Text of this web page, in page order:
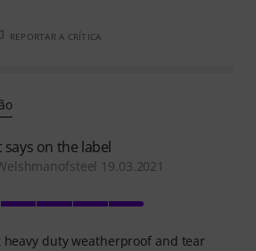
REPORTAR A CRÍTICA
on the label
19.03.2021
heavy duty weatherproof and tear